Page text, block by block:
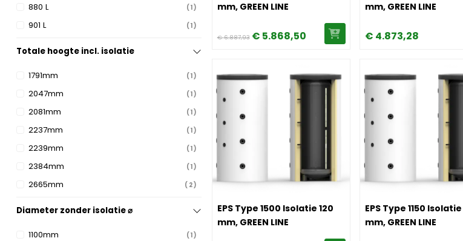
880 L 1
901 L 1
Totale hoogte incl. isolatie
1791mm 1
2047mm 1
2081mm 1
2237mm 1
2239mm 1
2384mm 1
2665mm 2
Diameter zonder isolatie ⌀
1100mm 1
mm, GREEN LINE
€6.887,93 € 5.868,50
mm, GREEN LINE
€ 4.873,28
Image EPS Type 1500 Isolatie 120 mm, GREEN LINE
EPS Type 1500 Isolatie 120
mm, GREEN LINE
Image EPS Type 1150
EPS Type 1150 Isolatie
mm, GREEN LINE